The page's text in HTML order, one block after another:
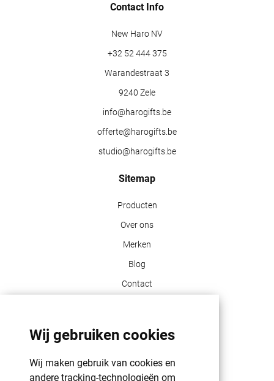
Wij gebruiken cookies
Wij maken gebruik van cookies en
andere tracking-technologieën om
Contact Info
New Haro NV
+32 52 444 375
Warandestraat 3
9240 Zele
info@harogifts.be
offerte@harogifts.be
studio@harogifts.be
Sitemap
Producten
Over ons
Merken
Blog
Contact
GDPR | PRIVACY POLICY | HAROGIFTS
PMS kleuren
Cookie beleid